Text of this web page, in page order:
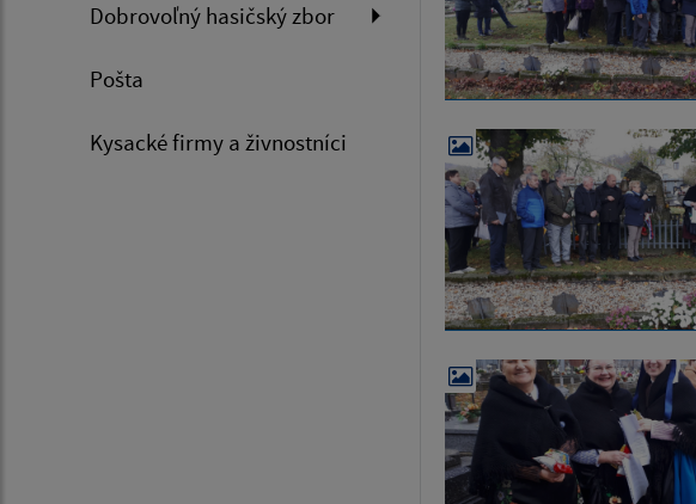
Dobrovoľný hasičský zbor
Pošta
Kysacké firmy a živnostníci